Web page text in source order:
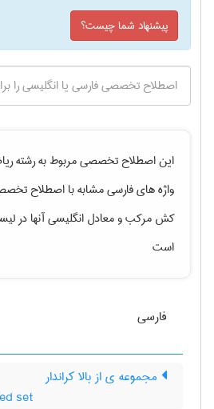
پیشنهاد شما چیست؟
این اصطلاح تخصصی مربوط به رشته
واژه های فارسی مشابه با اصطلاح
کش مرکبو معادل انگلیسی آنها در
است
فارسی
مجموعه ی از بالا کراندار
set